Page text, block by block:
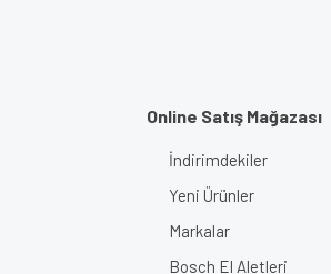
Online Satış Mağazası
İndirimdekiler
Yeni Ürünler
Markalar
Bosch El Aletleri